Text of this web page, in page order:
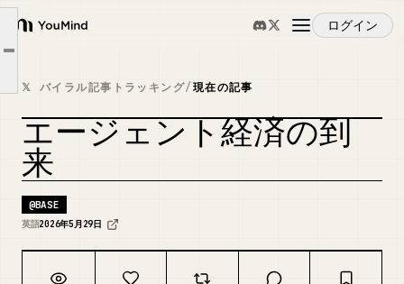
YouMind
ログイン
概要
ユースケース
スキル
プロンプト
エージェントは今や支払い顧客
𝕏 バイラル記事トラッキング/現在の記事
カバーをリミックス
エージェント経済の到
来
@BASE
英語2026年5月29日